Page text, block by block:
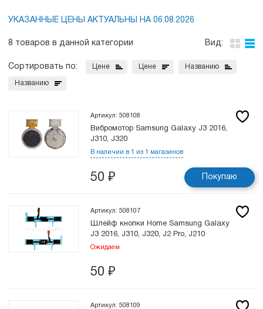
УКАЗАННЫЕ ЦЕНЫ АКТУАЛЬНЫ НА 06.08.2026
8 товаров в данной категории Вид:
Сортировать по: Цене Цене Названию
Названию
Артикул: 508108
Вибромотор Samsung Galaxy J3 2016,
J310, J320
В наличии в 1 из 1 магазинов
50 ₽ Покупаю
Артикул: 508107
Шлейф кнопки Home Samsung Galaxy
J3 2016, J310, J320, J2 Pro, J210
Ожидаем
50 ₽
Артикул: 508109